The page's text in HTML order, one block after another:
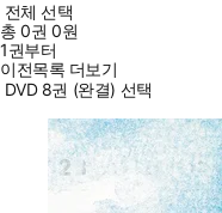
전체 선택
총0권 0원
1권부터
이전목록 더보기
DVD 8권 (완결) 선택